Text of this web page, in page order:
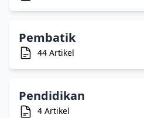
Pembatik
44 Artikel
Pendidikan
4 Artikel